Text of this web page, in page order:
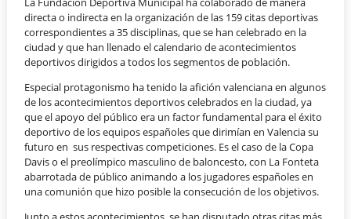
directa o indirecta en la organización de las 159 citas deportivas
correspondientes a 35 disciplinas, que se han celebrado en la
ciudad y que han llenado el calendario de acontecimientos
deportivos dirigidos a todos los segmentos de población.
Especial protagonismo ha tenido la afición valenciana en algunos
de los acontecimientos deportivos celebrados en la ciudad, ya
que el apoyo del público era un factor fundamental para el éxito
deportivo de los equipos españoles que dirimían en Valencia su
futuro en sus respectivas competiciones. Es el caso de la Copa
Davis o el preolímpico masculino de baloncesto, con La Fonteta
abarrotada de público animando a los jugadores españoles en
una comunión que hizo posible la consecución de los objetivos.